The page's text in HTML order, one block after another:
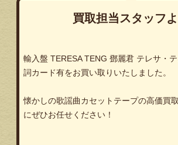
買取担当スタッフ
輸入盤 TERESA TENG 鄧麗君 テレサ・
詞カード有をお買い取りいたしました。
懐かしの歌謡曲カセットテープの高価買
にぜひお任せください！